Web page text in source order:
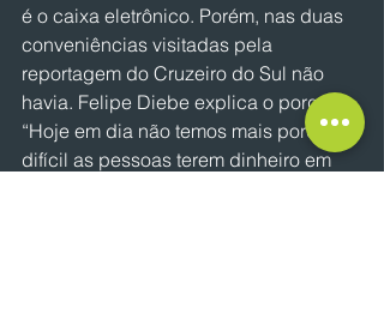
é o caixa eletrônico. Porém, nas duas
conveniências visitadas pela
reportagem do Cruzeiro do Sul não
havia. Felipe Diebe explica o porquê:
“Hoje em dia não temos mais porque é
difícil as pessoas terem dinheiro em